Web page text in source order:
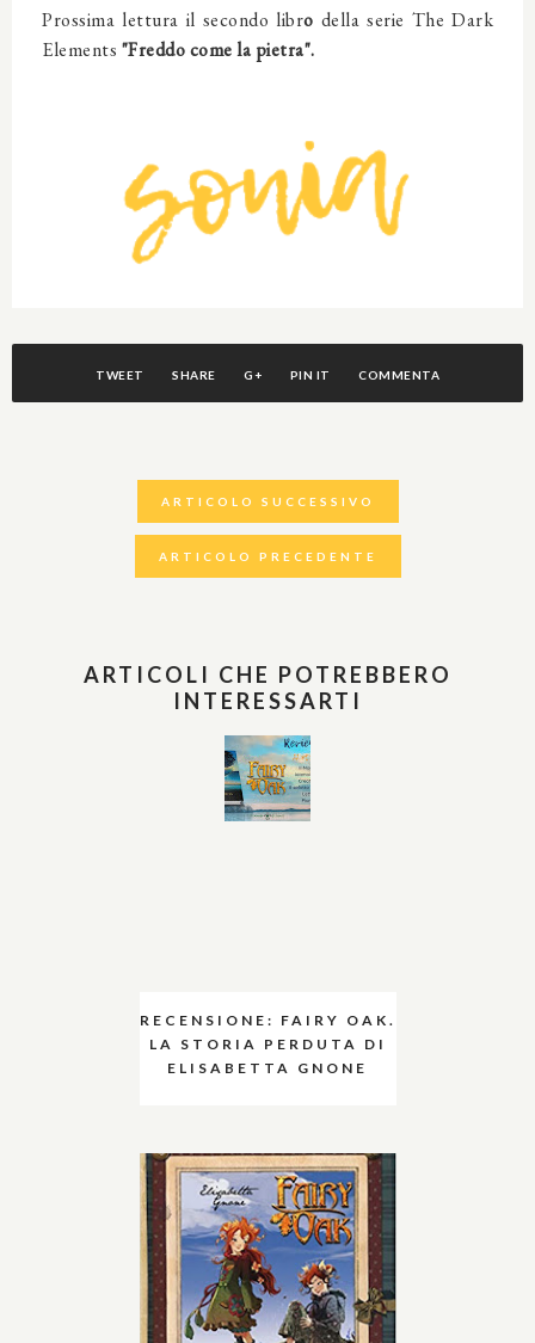
Prossima lettura il secondo libro della serie The Dark
Elements "Freddo come la pietra".
TWEET SHARE G+ PIN IT COMMENTA
ARTICOLO SUCCESSIVO
ARTICOLO PRECEDENTE
ARTICOLI CHE POTREBBERO
INTERESSARTI
RECENSIONE: FAIRY OAK.
LA STORIA PERDUTA DI
ELISABETTA GNONE